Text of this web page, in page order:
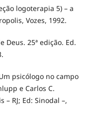
logoterapia 5) – a
Vozes, 1992.
Deus. 25ª edição. Ed.
psicólogo no campo
e Carlos C.
– RJ; Ed: Sinodal –,